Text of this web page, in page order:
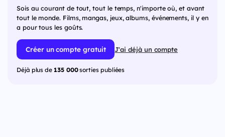
Sois au courant de tout, tout le temps, n'importe où, et avant
tout le monde. Films, mangas, jeux, albums, événements, il y en
a pour tous les goûts.
Créer un compte gratuit J'ai déjà un compte
Déjà plus de 135 000sorties publiées